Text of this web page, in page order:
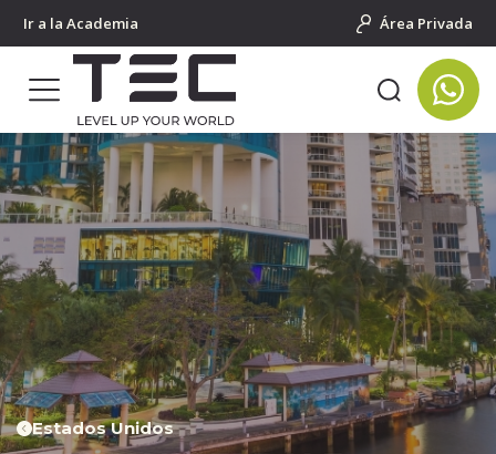
Ir a la Academia Área Privada
Estados Unidos